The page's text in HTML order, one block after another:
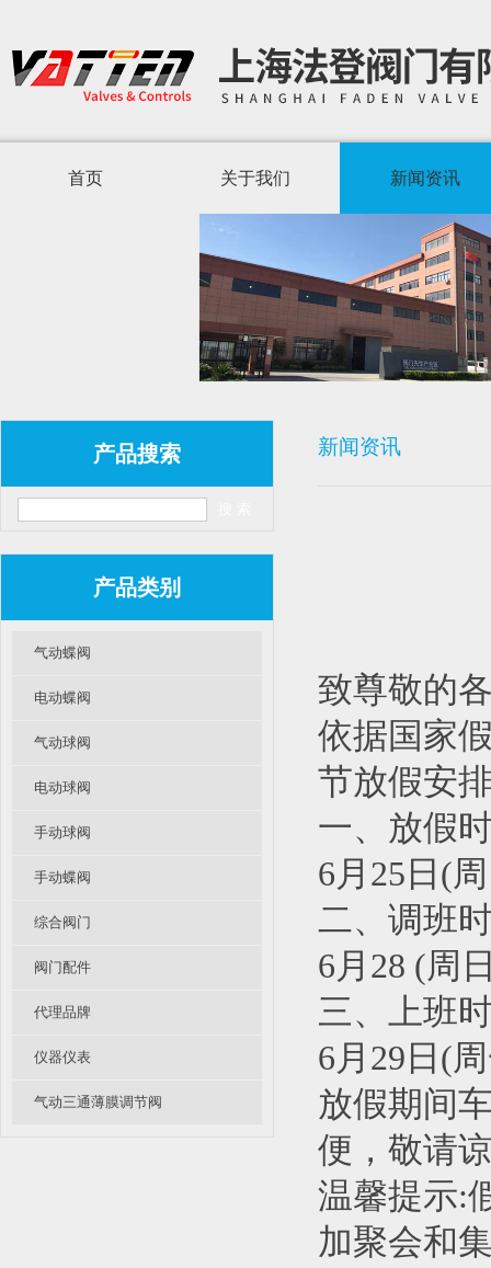
首页 关于我们 新闻资讯
产品搜索
产品类别
气动蝶阀
电动蝶阀
气动球阀
电动球阀
手动球阀
手动蝶阀
综合阀门
阀门配件
代理品牌
仪器仪表
气动三通薄膜调节阀
新闻资讯
致尊敬的
依据国家
节放假安
一、放假
6月25日(
二、调班
6月28 (周
三、上班
6月29日(
放假期间
便，敬请
温馨提示:
加聚会和